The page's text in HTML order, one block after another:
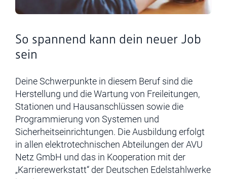
So spannend kann dein neuer Job
sein
Deine Schwerpunkte in diesem Beruf sind die
Herstellung und die Wartung von Freileitungen,
Stationen und Hausanschlüssen sowie die
Programmierung von Systemen und
Sicherheitseinrichtungen. Die Ausbildung erfolgt
in allen elektrotechnischen Abteilungen der AVU
Netz GmbH und das in Kooperation mit der
„Karrierewerkstatt“ der Deutschen Edelstahlwerke